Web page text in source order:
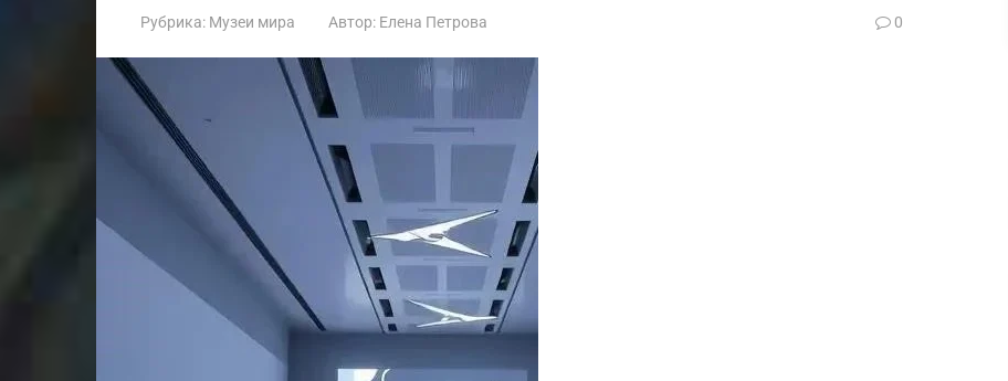
Рубрика: Музеи мира Автор: Елена Петрова 0